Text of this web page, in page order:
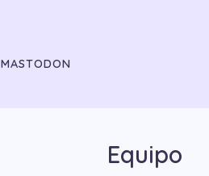
MASTODON
Equipo